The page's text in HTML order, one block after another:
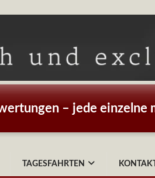
– jede einzelne
TAGESFAHRTEN KONTAKT